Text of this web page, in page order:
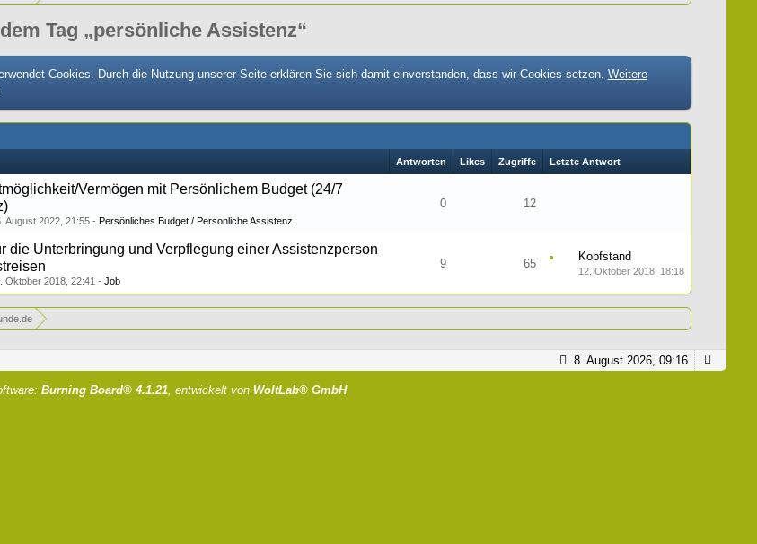
Tag „persönliche Assistenz“
Cookies. Durch die Nutzung unserer Seite erklären Sie sich damit einverstanden, dass wir Cookies setzen. Weitere
Antworten Likes Zugriffe Letzte Antwort
Vermögen mit Persönlichem Budget (24/7
August 2022, 21:55 Persönliches Budget / Personliche Assistenz
0 12
die Unterbringung und Verpflegung einer Assistenzperson
Oktober 2018, 22:41 Job
9 65
Kopfstand
12. Oktober 2018, 18:18
8. August 2026, 09:16
Burning Board® 4.1.21, entwickelt von WoltLab® GmbH